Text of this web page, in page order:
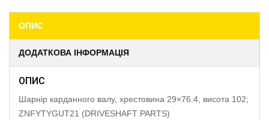
ОПИС
ДОДАТКОВА ІНФОРМАЦІЯ
ОПИС
Шарнір карданного валу, хрестовина 29×76.4, висота 102;
ZNFYTYGUT21 (DRIVESHAFT PARTS)